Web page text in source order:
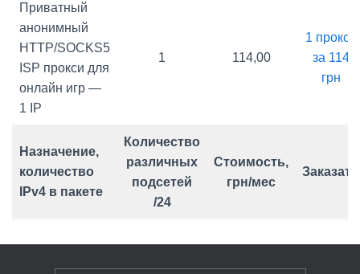
Приватный
анонимный
HTTP/SOCKS5
ISP прокси для
онлайн игр —
1 IP
1 114,00
1 прокси
за 114
грн
Назначение,
количество
IPv4 в пакете
Количество
различных
подсетей
/24
Стоимость,
грн/мес
Заказать